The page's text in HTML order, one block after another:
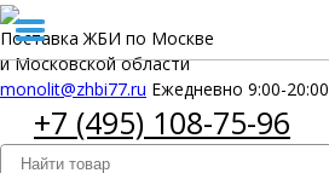
Поставка ЖБИ по Москве
и Московской области
monolit@zhbi77.ru Ежедневно 9:00-20:00
+7 (495) 108-75-96